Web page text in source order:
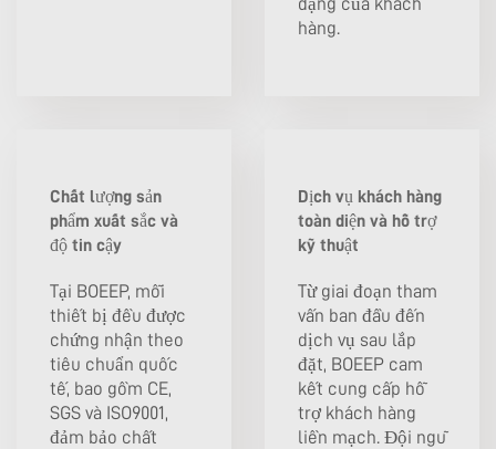
dạng của khách
hàng.
Chất lượng sản
phẩm xuất sắc và
độ tin cậy
Tại BOEEP, mỗi
thiết bị đều được
chứng nhận theo
tiêu chuẩn quốc
tế, bao gồm CE,
SGS và ISO9001,
đảm bảo chất
Dịch vụ khách hàng
toàn diện và hỗ trợ
kỹ thuật
Từ giai đoạn tham
vấn ban đầu đến
dịch vụ sau lắp
đặt, BOEEP cam
kết cung cấp hỗ
trợ khách hàng
liền mạch. Đội ngũ